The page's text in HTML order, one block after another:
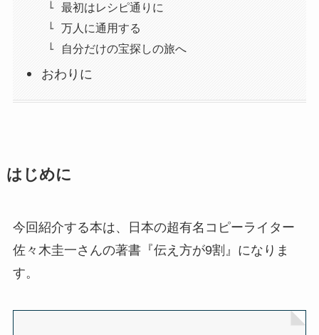
最初はレシピ通りに
万人に通用する
自分だけの宝探しの旅へ
おわりに
はじめに
今回紹介する本は、日本の超有名コピーライター
佐々木圭一さんの著書『伝え方が9割』になりま
す。